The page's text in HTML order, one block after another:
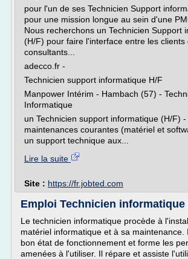
pour l'un de ses Technicien Support
pour une mission longue au sein d'une
Nous recherchons un Technicien Support
(H/F) pour faire l'interface entre les clients
consultants...
adecco.fr -
Technicien support informatique H/F
Manpower Intérim - Hambach (57) -
Informatique
un Technicien support informatique (H/F)
maintenances courantes (matériel et
un support technique aux...
Lire la suite
Site : https://fr.jobted.com
Emploi Technicien informatique
Le technicien informatique procède à
matériel informatique et à sa maintenance.
bon état de fonctionnement et forme les
amenées à l'utiliser. Il répare et assiste